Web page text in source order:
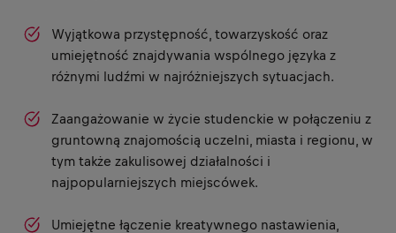
Wyjątkowa przystępność, towarzyskość oraz
umiejętność znajdywania wspólnego języka z
różnymi ludźmi w najróżniejszych sytuacjach.
Zaangażowanie w życie studenckie w połączeniu z
gruntowną znajomością uczelni, miasta i regionu, w
tym także zakulisowej działalności i
najpopularniejszych miejscówek.
Umiejętne łączenie kreatywnego nastawienia,